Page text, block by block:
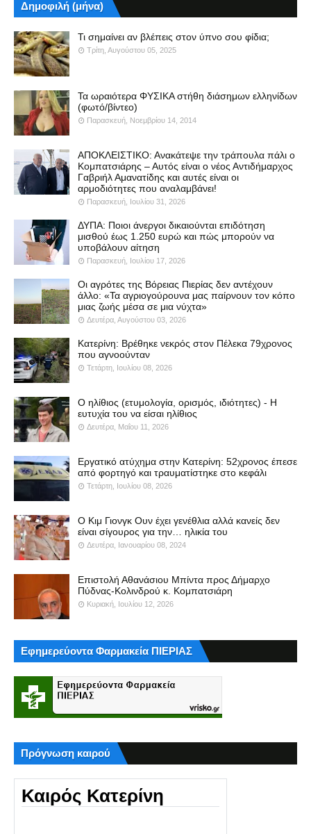
Δημοφιλή (μήνα)
Τι σημαίνει αν βλέπεις στον ύπνο σου φίδια;
Τρίτη, Αυγούστου 05, 2025
Τα ωραιότερα ΦΥΣΙΚΑ στήθη διάσημων ελληνίδων
(φωτό/βίντεο)
Παρασκευή, Νοεμβρίου 14, 2014
ΑΠΟΚΛΕΙΣΤΙΚΟ: Ανακάτεψε την τράπουλα πάλι ο
Κομπατσιάρης – Αυτός είναι ο νέος Αντιδήμαρχος
Γαβριήλ Αμανατίδης και αυτές είναι οι
αρμοδιότητες που αναλαμβάνει!
Παρασκευή, Ιουλίου 31, 2026
ΔΥΠΑ: Ποιοι άνεργοι δικαιούνται επιδότηση
μισθού έως 1.250 ευρώ και πώς μπορούν να
υποβάλουν αίτηση
Παρασκευή, Ιουλίου 17, 2026
Οι αγρότες της Βόρειας Πιερίας δεν αντέχουν
άλλο: «Τα αγριογούρουνα μας παίρνουν τον κόπο
μιας ζωής μέσα σε μια νύχτα»
Δευτέρα, Αυγούστου 03, 2026
Κατερίνη: Βρέθηκε νεκρός στον Πέλεκα 79χρονος
που αγνοούνταν
Τετάρτη, Ιουλίου 08, 2026
Ο ηλίθιος (ετυμολογία, ορισμός, ιδιότητες) - Η
ευτυχία του να είσαι ηλίθιος
Δευτέρα, Μαΐου 11, 2026
Εργατικό ατύχημα στην Κατερίνη: 52χρονος έπεσε
από φορτηγό και τραυματίστηκε στο κεφάλι
Τετάρτη, Ιουλίου 08, 2026
Ο Κιμ Γιονγκ Ουν έχει γενέθλια αλλά κανείς δεν
είναι σίγουρος για την… ηλικία του
Δευτέρα, Ιανουαρίου 08, 2024
Επιστολή Αθανάσιου Μπίντα προς Δήμαρχο
Πύδνας-Κολινδρού κ. Κομπατσιάρη
Κυριακή, Ιουλίου 12, 2026
Εφημερεύοντα Φαρμακεία ΠΙΕΡΙΑΣ
Πρόγνωση καιρού
Καιρός Κατερίνη